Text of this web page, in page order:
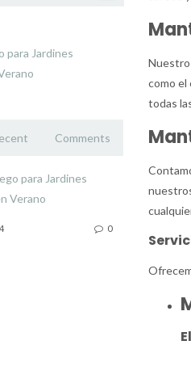
como el
todas
para Jardines
Comments
para Jardines
Verano
0